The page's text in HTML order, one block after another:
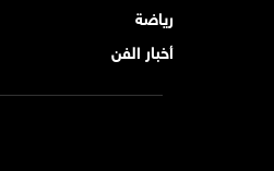
رياضة
أخبار الفن